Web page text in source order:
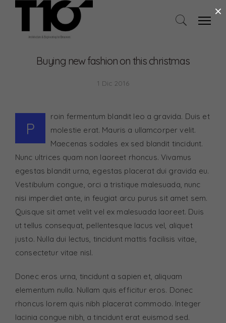
Buying new fashion on this christmas
1 Dic 2016
P
roin fermentum blandit leo a gravida. Duis et
molestie erat. Mauris a ullamcorper velit.
Maecenas sodales ex sed blandit tincidunt.
Nunc ultrices quam non laoreet rhoncus. Vivamus
egestas blandit urna, egestas placerat dui gravida eu.
Vestibulum congue, orci a tristique malesuada, nunc
nisi imperdiet ante, in feugiat arcu purus sit amet sem.
Quisque sit amet velit vel ex malesuada laoreet. Duis
ut tellus consequat, pellentesque lacus vel, aliquet
justo. Nulla dui lectus, tincidunt mattis facilisis vitae,
consectetur vitae nisl.
Donec eros urna, tincidunt a sapien et, aliquam
elementum nulla. Nullam quis efficitur eros. Donec
rhoncus lorem quis nibh placerat commodo. Integer
lacinia congue nibh, a tincidunt erat euismod sed.
×